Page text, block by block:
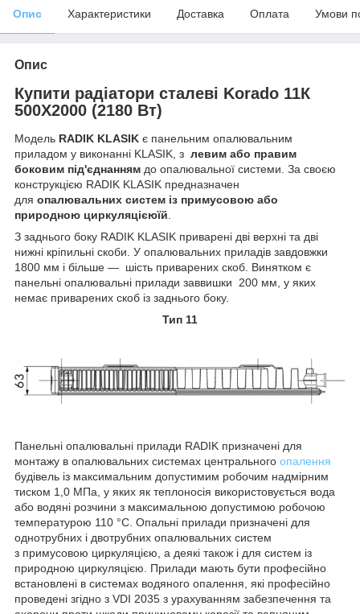
Опис Характеристики Доставка Оплата Умови
Опис
Купити радіатори сталеві Korado 11К
500Х2000 (2180 Bт)
Модель RADIK KLASIK є панельним опалювальним
приладом у виконанні KLASIK, з левим або правим
боковим під'єднанням до опалювальної системи. За своєю
конструкцією RADIK KLASIK предназначен
для опалювальних систем із примусовою або
природною циркуляцієюїй.
З заднього боку RADIK KLASIK приварені дві верхні та дві
нижні кріпильні скоби. У опалювальних приладів завдовжки
1800 мм і більше — шість приварених скоб. Винятком є
панельні опалювальні прилади заввишки 200 мм, у яких
немає приварених скоб із заднього боку.
Тип 11
Панельні опалювальні прилади RADIK призначені для
монтажу в опалювальних системах центрального опалення
будівель із максимальним допустимим робочим надмірним
тиском 1,0 МПа, у яких як теплоносія використовується вода
або водяні розчини з максимальною допустимою робочою
температурою 110 °C. Опальні прилади призначені для
однотрубних і двотрубних опалювальних систем
з примусовою циркуляцією, а деякі також і для систем із
природною циркуляцією. Прилади мають бути професійно
встановлені в системах водяного опалення, які професійно
проведені згідно з VDI 2035 з урахуванням забезпечення та